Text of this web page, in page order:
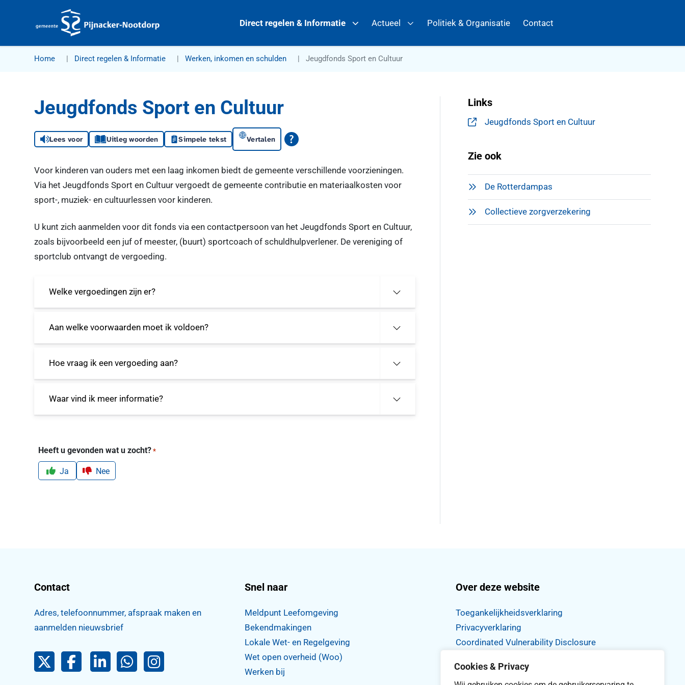
Cookies & Privacy
Gemeente Pijnacker-Nootdorp
Direct regelen & Informatie Actueel Politiek & Organisatie Contact
Home Direct regelen & Informatie Werken, inkomen en schulden Jeugdfonds Sport en Cultuur
Jeugdfonds Sport en Cultuur
Lees voor Uitleg woorden Simpele tekst Vertalen
Voor kinderen van ouders met een laag inkomen biedt de gemeente verschillende voorzieningen.
Via het Jeugdfonds Sport en Cultuur vergoedt de gemeente contributie en materiaalkosten voor
sport-, muziek- en cultuurlessen voor kinderen.
U kunt zich aanmelden voor dit fonds via een contactpersoon van het Jeugdfonds Sport en Cultuur,
zoals bijvoorbeeld een juf of meester, (buurt) sportcoach of schuldhulpverlener. De vereniging of
sportclub ontvangt de vergoeding.
Welke vergoedingen zijn er?
Aan welke voorwaarden moet ik voldoen?
Hoe vraag ik een vergoeding aan?
Waar vind ik meer informatie?
Heeft u gevonden wat u zocht? *
Ja Nee
Links
Jeugdfonds Sport en Cultuur
, opent in een nieuw tabblad
Zie ook
De Rotterdampas
Collectieve zorgverzekering
Contact
Adres, telefoonnummer, afspraak maken en
aanmelden nieuwsbrief
Pijnacker-Nootdorp op Twitter
FacebookLinkedIn Pijnacker-Nootdorp,
Pijnacker-Nootdorp WhatsApp
Pijnacker-Nootdorp Instagram
Snel naar
Meldpunt Leefomgeving
Bekendmakingen
Lokale Wet- en Regelgeving
Wet open overheid (Woo)
Werken bij
Over deze website
Toegankelijkheidsverklaring
Privacyverklaring
Coordinated Vulnerability Disclosure
Archief website